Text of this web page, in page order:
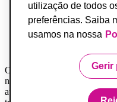
Incumprimento de
Fundo de Garantia de
Resolução Alternativa
Livro de Reclamações
O Banco ActivoBank, S.A. é
na Comissão do Mercado de
autorizado a prestar os
utilização de todos
preferências. Saiba
usamos na nossa
Gerir